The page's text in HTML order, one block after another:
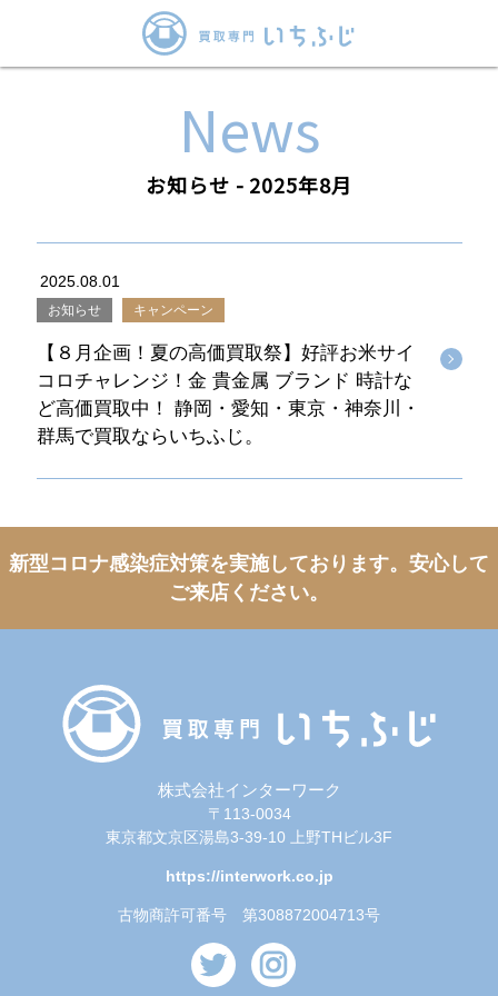
News
お知らせ - 2025年8月
2025.08.01
お知らせ キャンペーン
【８月企画！夏の高価買取祭】好評お米サイ
コロチャレンジ！金 貴金属 ブランド 時計な
ど高価買取中！ 静岡・愛知・東京・神奈川・
群馬で買取ならいちふじ。
新型コロナ感染症対策を実施しております。 安心して
ご来店ください。
株式会社インターワーク
〒113-0034
東京都文京区湯島3-39-10 上野THビル3F
https://interwork.co.jp
古物商許可番号 第308872004713号